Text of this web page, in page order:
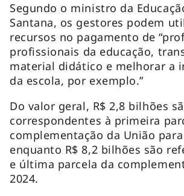
Segundo o ministro da
Santana, os gestores podem
recursos no pagamento de
profissionais da educação,
material didático e melhorar a
da escola, por exemplo.”
Do valor geral, R$ 2,8 bilhões
correspondentes à primeira
complementação da União para
enquanto R$ 8,2 bilhões são
e última parcela da
2024.